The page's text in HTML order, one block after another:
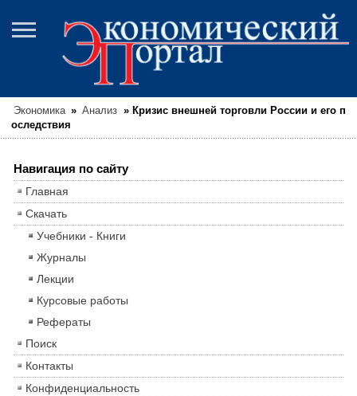
Экономика » Анализ » Кризис внешней торговли России и его п
оследствия
Навигация по сайту
Главная
Скачать
Учебники - Книги
Журналы
Лекции
Курсовые работы
Рефераты
Поиск
Контакты
Конфиденциальность